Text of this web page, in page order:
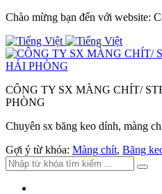
Chào mừng bạn đến với website:
CÔNG TY SX MÀNG CHÍT/
PHÒNG
Chuyên sx băng keo dính, màng
Gợi ý từ khóa: Màng chít, Băng